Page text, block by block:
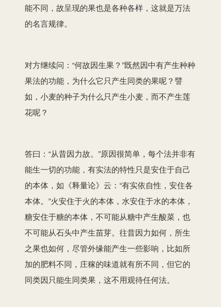
能不同，故呈现的果也是各种各样，这就是万法
的名言规律。
对方继续问：“何故因生果？”既然因中有产生种种
果法的功能，为什么它只产生同类的果呢？譬
如，小麦的种子为什么只产生小麦，而不产生莲
花呢？
答曰：“从昔因力故。”原因很简单，每个法并非有
能生一切的功能，有实法的特性只是安住于自己
的本体，如《释量论》云：“有实依自性，安住各
本体。”火安住于火的本体，水安住于水的本体，
糖安住于糖的本体，不可能从糖中产生酸菜，也
不可能从石头中产生苗芽。往昔因力如何，所生
之果也如何，尽管外缘能产生一些影响，比如所
加的肥料不同，庄稼的味道就有所不同，但它的
同类因只能生同类果，这不用观待任何法。